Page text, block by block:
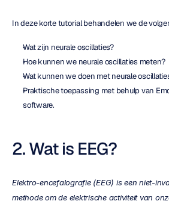
In deze korte tutorial behandelen we de
Wat zijn neurale oscillaties?
Hoe kunnen we neurale oscillaties meten?
Wat kunnen we doen met neurale
Praktische toepassing met behulp van
software.
2. Wat is EEG?
Elektro-encefalografie (EEG) is een niet-
methode om de elektrische activiteit van